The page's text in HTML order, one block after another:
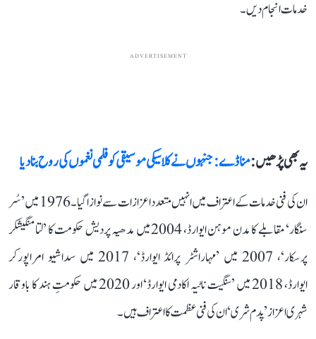
خدمات انجام دیں۔
ADVERTISEMENT
یہ بھی پڑھیں :منا ڈے: جنہوں نے کلاسیکی موسیقی کو فلمی نغموں کی روح بنا دیا
ان کی فنی خدمات کے اعتراف میں انہیں متعدد اعزازات سے نوازا گیا۔ 1976 میں ’سُر
سنگار‘ مقابلے کا مدن موہن ایوارڈ، 2004 میں مدھیہ پردیش حکومت کا ’لتا منگیشکر
پرسکار‘، 2007 میں ’مہاراشٹر پرائڈ ایوارڈ‘، 2017 میں سداشیو امراپورکر
ایوارڈ، 2018 میں ’سنگیت ناٹیہ اکادمی ایوارڈ‘ اور 2020 میں حکومتِ ہند کا باوقار
شہری اعزاز ’پدم شری‘ ان کی فنی عظمت کا اعتراف ہیں۔